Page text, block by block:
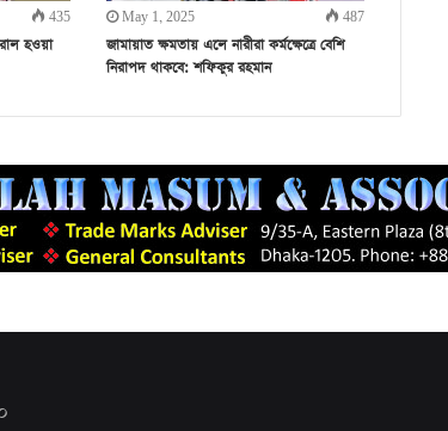
435
হওয়া
May 1, 2025 487
জামায়াত ক্ষমতায় এলে নারীরা কর্মক্ষেত্রে বেশি
নিরাপদ থাকবে: শফিকুর রহমান